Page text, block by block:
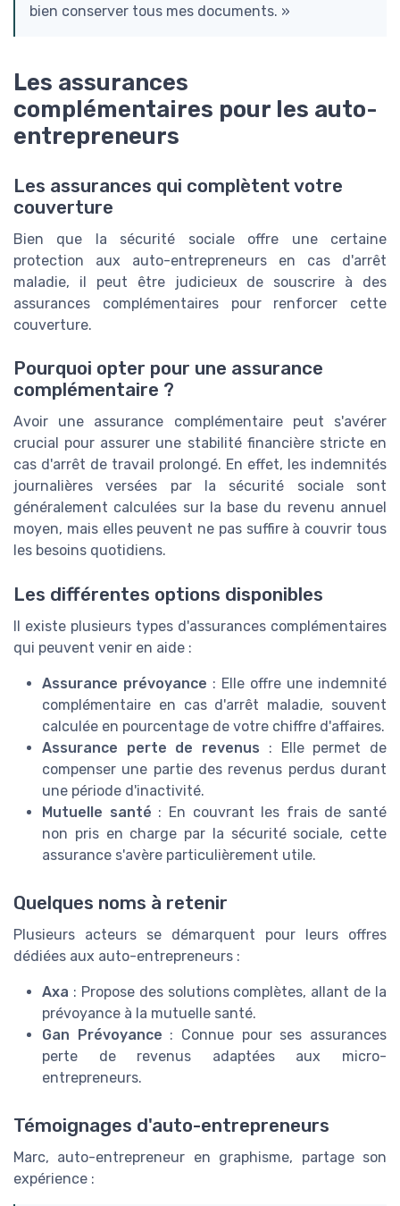
bien conserver tous mes documents. »
Les assurances
complémentaires pour les auto-
entrepreneurs
Les assurances qui complètent votre
couverture
Bien que la sécurité sociale offre une certaine
protection aux auto-entrepreneurs en cas d'arrêt
maladie, il peut être judicieux de souscrire à des
assurances complémentaires pour renforcer cette
couverture.
Pourquoi opter pour une assurance
complémentaire ?
Avoir une assurance complémentaire peut s'avérer
crucial pour assurer une stabilité financière stricte en
cas d'arrêt de travail prolongé. En effet, les indemnités
journalières versées par la sécurité sociale sont
généralement calculées sur la base du revenu annuel
moyen, mais elles peuvent ne pas suffire à couvrir tous
les besoins quotidiens.
Les différentes options disponibles
Il existe plusieurs types d'assurances complémentaires
qui peuvent venir en aide :
Assurance prévoyance : Elle offre une indemnité
complémentaire en cas d'arrêt maladie, souvent
calculée en pourcentage de votre chiffre d'affaires.
Assurance perte de revenus : Elle permet de
compenser une partie des revenus perdus durant
une période d'inactivité.
Mutuelle santé : En couvrant les frais de santé
non pris en charge par la sécurité sociale, cette
assurance s'avère particulièrement utile.
Quelques noms à retenir
Plusieurs acteurs se démarquent pour leurs offres
dédiées aux auto-entrepreneurs :
Axa : Propose des solutions complètes, allant de la
prévoyance à la mutuelle santé.
Gan Prévoyance : Connue pour ses assurances
perte de revenus adaptées aux micro-
entrepreneurs.
Témoignages d'auto-entrepreneurs
Marc, auto-entrepreneur en graphisme, partage son
expérience :